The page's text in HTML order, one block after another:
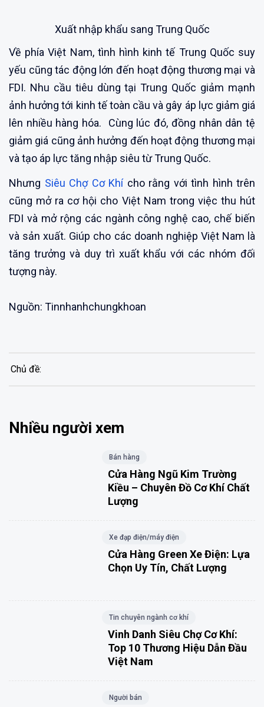
Xuất nhập khẩu sang Trung Quốc
Về phía Việt Nam, tình hình kinh tế Trung Quốc suy
yếu cũng tác động lớn đến hoạt động thương mại và
FDI. Nhu cầu tiêu dùng tại Trung Quốc giảm mạnh
ảnh hưởng tới kinh tế toàn cầu và gây áp lực giảm giá
lên nhiều hàng hóa. Cùng lúc đó, đồng nhân dân tệ
giảm giá cũng ảnh hưởng đến hoạt động thương mại
và tạo áp lực tăng nhập siêu từ Trung Quốc.
Nhưng Siêu Chợ Cơ Khícho rằng với tình hình trên
cũng mở ra cơ hội cho Việt Nam trong việc thu hút
FDI và mở rộng các ngành công nghệ cao, chế biến
và sản xuất. Giúp cho các doanh nghiệp Việt Nam là
tăng trưởng và duy trì xuất khẩu với các nhóm đối
tượng này.
Nguồn: Tinnhanhchungkhoan
Chủ đề:
Nhiều người xem
Bán hàng
Cửa Hàng Ngũ Kim Trường
Kiều – Chuyên Đồ Cơ Khí Chất
Lượng
Xe đạp điện/máy điện
Cửa Hàng Green Xe Điện: Lựa
Chọn Uy Tín, Chất Lượng
Tin chuyên ngành cơ khí
Vinh Danh Siêu Chợ Cơ Khí:
Top 10 Thương Hiệu Dẫn Đầu
Việt Nam
Người bán